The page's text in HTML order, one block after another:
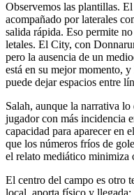
Observemos las plantillas.
acompañado por laterales
salida rápida. Eso permite
letales. El City, con
pero la ausencia de un
está en su mejor momento,
puede dejar espacios entre
Salah, aunque la narrativa
jugador con más incidencia
capacidad para aparecer en
que los números fríos de
el relato mediático minimiza
El centro del campo es otro
local, aporta físico y